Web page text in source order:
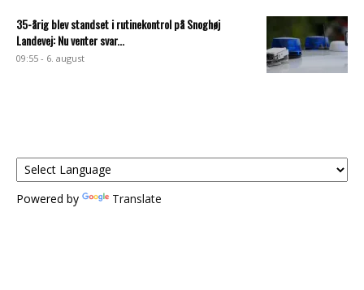
35-årig blev standset i rutinekontrol på Snoghøj
Landevej: Nu venter svar...
09:55 - 6. august
Powered by Translate